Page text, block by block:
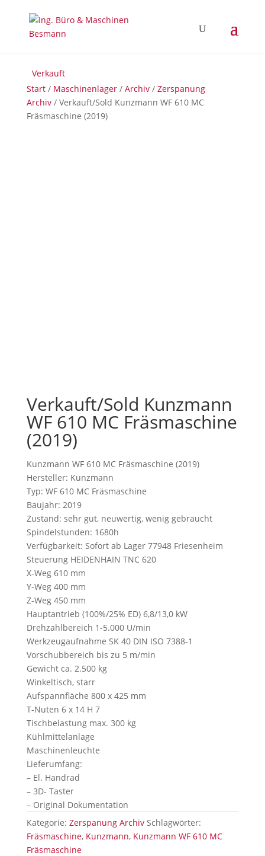
Start/ Maschinenlager/ Archiv/ Zerspanung
Archiv/ Verkauft/Sold Kunzmann WF 610 MC
Fräsmaschine (2019)
Verkauft/Sold Kunzmann
WF 610 MC Fräsmaschine
(2019)
Kunzmann WF 610 MC Fräsmaschine (2019)
Hersteller: Kunzmann
Typ: WF 610 MC Fräsmaschine
Baujahr: 2019
Zustand: sehr gut, neuwertig, wenig gebraucht
Spindelstunden: 1680h
Verfügbarkeit: Sofort ab Lager 77948 Friesenheim
Steuerung HEIDENHAIN TNC 620
X-Weg 610 mm
Y-Weg 400 mm
Z-Weg 450 mm
Hauptantrieb (100%/25% ED) 6,8/13,0 kW
Drehzahlbereich 1-5.000 U/min
Werkzeugaufnahme SK 40 DIN ISO 7388-1
Vorschubbereich bis zu 5 m/min
Gewicht ca. 2.500 kg
Winkeltisch, starr
Aufspannfläche 800 x 425 mm
T-Nuten 6 x 14 H 7
Tischbelastung max. 300 kg
Kühlmittelanlage
Maschinenleuchte
Lieferumfang:
– El. Handrad
– 3D- Taster
– Original Dokumentation
Verkauft
Kategorie: Zerspanung Archiv Schlagwörter:
Fräsmaschine, Kunzmann, Kunzmann WF 610 MC
Fräsmaschine
Verkauft
Verkauft